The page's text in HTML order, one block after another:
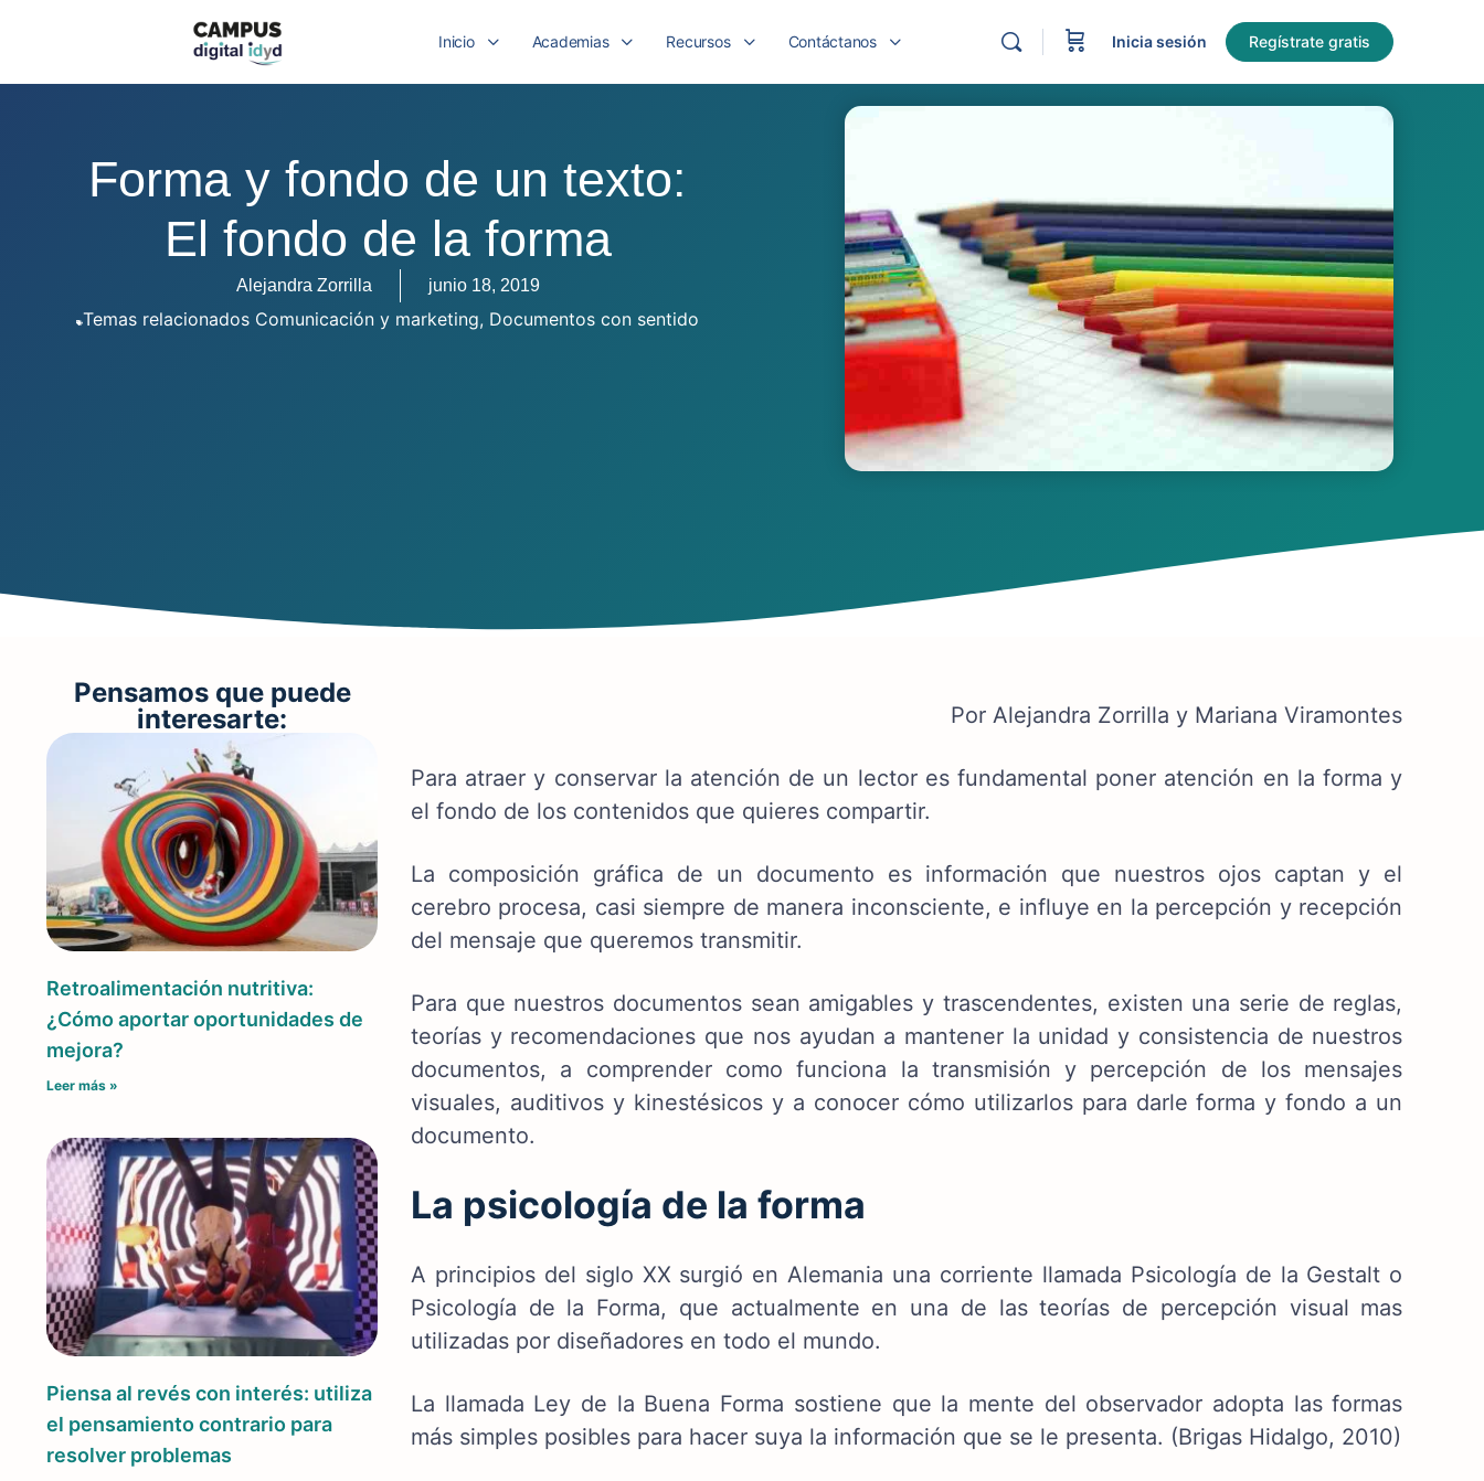
Inicio Academias Recursos Contáctanos Inicia sesión Regístrate gratis
Forma y fondo de un texto:
El fondo de la forma
Alejandra Zorrilla junio 18, 2019
Temas relacionados Comunicación y marketing, Documentos con sentido
Pensamos que puede
interesarte:
Retroalimentación nutritiva:
¿Cómo aportar oportunidades de
mejora?
Leer más »
Piensa al revés con interés: utiliza
el pensamiento contrario para
resolver problemas
Por Alejandra Zorrilla y Mariana Viramontes
Para atraer y conservar la atención de un lector es fundamental poner atención en la forma y
el fondo de los contenidos que quieres compartir.
La composición gráfica de un documento es información que nuestros ojos captan y el
cerebro procesa, casi siempre de manera inconsciente, e influye en la percepción y recepción
del mensaje que queremos transmitir.
Para que nuestros documentos sean amigables y trascendentes, existen una serie de reglas,
teorías y recomendaciones que nos ayudan a mantener la unidad y consistencia de nuestros
documentos, a comprender como funciona la transmisión y percepción de los mensajes
visuales, auditivos y kinestésicos y a conocer cómo utilizarlos para darle forma y fondo a un
documento.
La psicología de la forma
A principios del siglo XX surgió en Alemania una corriente llamada Psicología de la Gestalt o
Psicología de la Forma, que actualmente en una de las teorías de percepción visual mas
utilizadas por diseñadores en todo el mundo.
La llamada Ley de la Buena Forma sostiene que la mente del observador adopta las formas
más simples posibles para hacer suya la información que se le presenta. (Brigas Hidalgo, 2010)